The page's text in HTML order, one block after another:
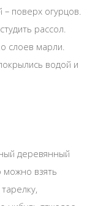
поверх огурцов.
рассол.
слоев марли.
водой и
деревянный
можно взять